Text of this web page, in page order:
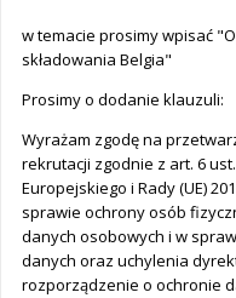
w temacie prosimy wpisać
składowania Belgia"
Prosimy o dodanie klauzuli:
Wyrażam zgodę na
rekrutacji zgodnie z art. 6
Europejskiego i Rady (UE)
sprawie ochrony osób
danych osobowych i w
danych oraz uchylenia
rozporządzenie o ochronie